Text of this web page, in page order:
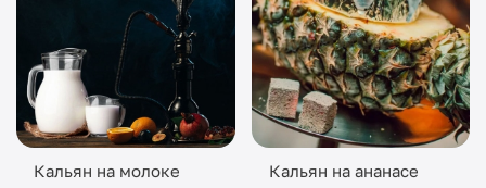
Кальян на молоке Кальян на ананасе